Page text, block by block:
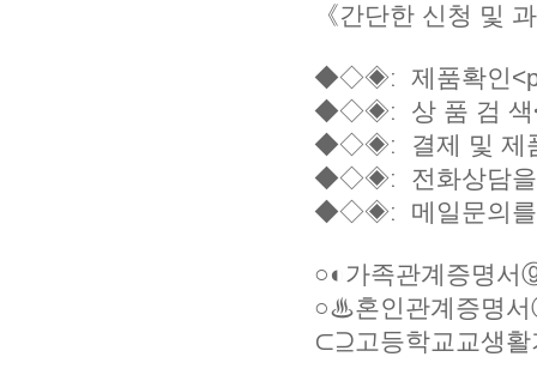
《간단한 신청 및
◆◇◈ː 제품확인
◆◇◈ː 상 품 검 색
◆◇◈ː 결제 및 제
◆◇◈ː 전화상담을
◆◇◈ː 메일문의를
○◐가족관계증
○♨혼인관계증
⊂⊇고등학교교